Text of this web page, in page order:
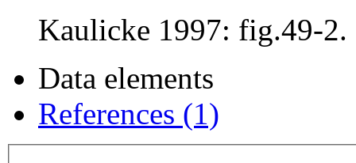
Kaulicke 1997: fig.49-2.
Data elements
References (1)